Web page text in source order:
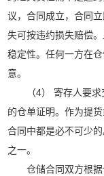
议，合同成立，合同
失可按违约损失赔偿
稳定性。任何一方在
意。
（4） 寄存人要
的仓单证明。作为提
合同中都是必不可少
之一。
仓储合同双方根